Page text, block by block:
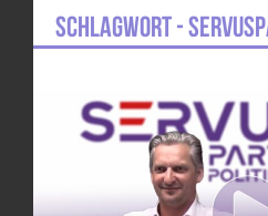
Schlagwort -